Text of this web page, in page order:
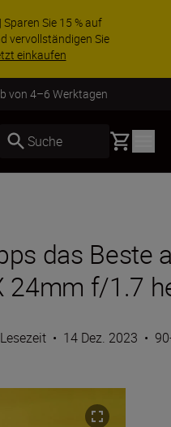
Sparen Sie 15 % auf
vervollständigen Sie
einkaufen
4–6 Werktagen
Suche Basket
das Beste
24mm f/1.7
• 14 Dez. 2023 •